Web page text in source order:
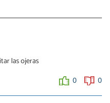
las ojeras
0 0